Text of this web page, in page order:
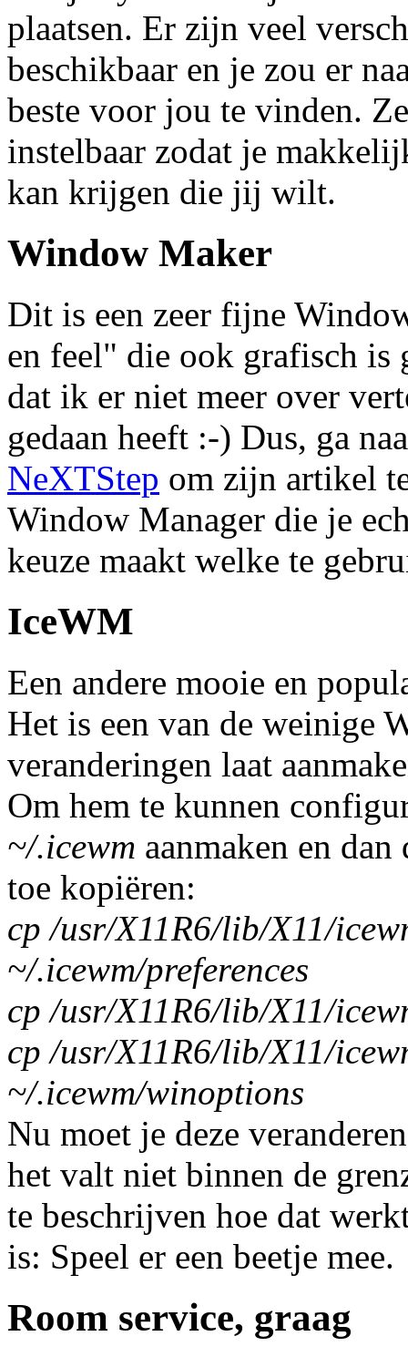
plaatsen. Er zijn veel
beschikbaar en je zou er
beste voor jou te vinden.
instelbaar zodat je
kan krijgen die jij wilt.
Window Maker
Dit is een zeer fijne
en feel" die ook grafisch is
dat ik er niet meer over
gedaan heeft :-) Dus, ga
NeXTStep om zijn artikel
Window Manager die je
keuze maakt welke te
IceWM
Een andere mooie en
Het is een van de weinige
veranderingen laat
Om hem te kunnen
~/.icewm aanmaken en dan
toe kopiëren:
cp /usr/X11R6/lib/X11/
~/.icewm/preferences
cp /usr/X11R6/lib/X11/
cp /usr/X11R6/lib/X11/
~/.icewm/winoptions
Nu moet je deze
het valt niet binnen de
te beschrijven hoe dat
is: Speel er een beetje mee.
Room service, graag